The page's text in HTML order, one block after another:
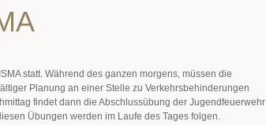
statt. Während des ganzen morgens, müssen die
Planung an einer Stelle zu Verkehrsbehinderungen
findet dann die Abschlussübung der Jugendfeuerwehr
Übungen werden im Laufe des Tages folgen.